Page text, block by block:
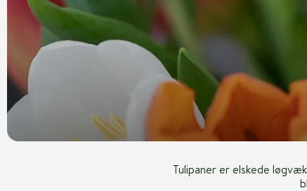
Tulipaner er elskede